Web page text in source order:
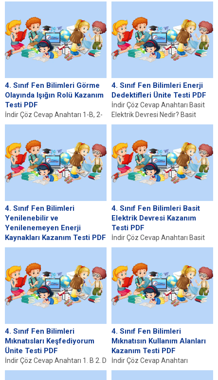
yapımı aydınlatmaların doğal
10-A 11-B...
4. Sınıf Fen Bilimleri Görme
Olayında Işığın Rolü Kazanım
Testi PDF
İndir Çöz Cevap Anahtarı 1-B, 2-
C, 3-B, 4-C, 5-B, 6-A, 7-A, 8-B, 9-
4. Sınıf Fen Bilimleri Enerji
Dedektifleri Ünite Testi PDF
İndir Çöz Cevap Anahtarı Basit
Elektrik Devresi Nedir? Basit
elektrik devresi, elektrik akımının
4. Sınıf Fen Bilimleri
Yenilenebilir ve
Yenilenemeyen Enerji
Kaynakları Kazanım Testi PDF
İndir Çöz Cevap Anahtarı 1-C 2-C
11-A...
4. Sınıf Fen Bilimleri Basit
Elektrik Devresi Kazanım
Testi PDF
İndir Çöz Cevap Anahtarı Basit
Elektrik Devresine Giriş Basit
iletebilen ve...
4. Sınıf Fen Bilimleri
Mıknatısları Keşfediyorum
Ünite Testi PDF
İndir Çöz Cevap Anahtarı 1. B 2. D
3. D 4. C 5. C 6....
4. Sınıf Fen Bilimleri
Mıknatısın Kullanım Alanları
Kazanım Testi PDF
İndir Çöz Cevap Anahtarı
Mıknatısın Kullanım Alanları